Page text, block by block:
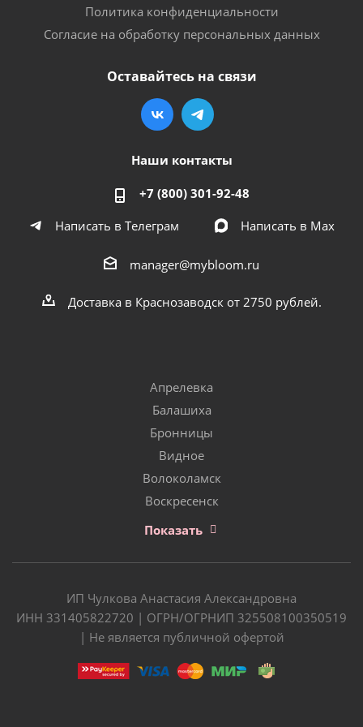
Политика конфиденциальности
Согласие на обработку персональных данных
Оставайтесь на связи
Наши контакты
+7 (800) 301-92-48
Написать в Телеграм
Написать в Мах
manager@mybloom.ru
Доставка в Краснозаводск от 2750 рублей.
Апрелевка
Балашиха
Бронницы
Видное
Волоколамск
Воскресенск
Показать
ИП Чулкова Анастасия Александровна
ИНН 331405822720 | ОГРН/ОГРНИП 325508100350519
| Не является публичной офертой